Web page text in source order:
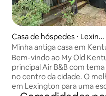
Casa de hóspedes ⋅ Lexingt
on
Minha antiga casa em
melhor estadia no centro
Bem-vindo ao My Old
principal Air B&B com
no centro da cidade. O melhor Airbnb
em Lexington para uma